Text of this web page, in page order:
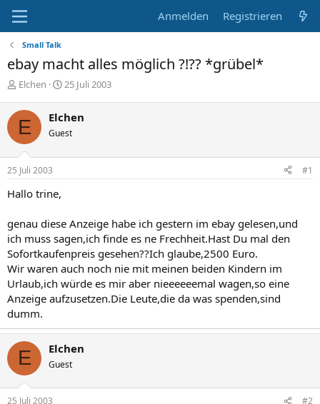
Anmelden Registrieren
Small Talk
ebay macht alles möglich ?!?? *grübel*
E
s
t
e
l
l
e
Elchen
E
t
e
l
25 Juli 2003
E Elchen
Guest
25 Juli 2003 #1
Hallo trine,
genau diese Anzeige habe ich gestern im ebay gelesen,und
ich muss sagen,ich finde es ne Frechheit.Hast Du mal den
Sofortkaufenpreis gesehen??Ich glaube,2500 Euro.
Wir waren auch noch nie mit meinen beiden Kindern im
Urlaub,ich würde es mir aber nieeeeeemal wagen,so eine
Anzeige aufzusetzen.Die Leute,die da was spenden,sind
dumm.
E Elchen
Guest
25 Juli 2003 #2